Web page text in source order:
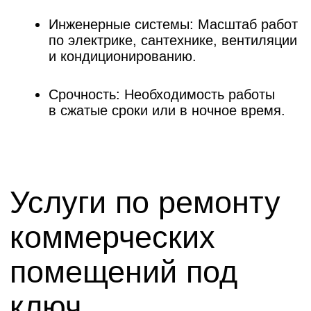
Стандарт
15 000 ₽/м 2
по площади пола
Записаться на просмотр
Цены на ремонт